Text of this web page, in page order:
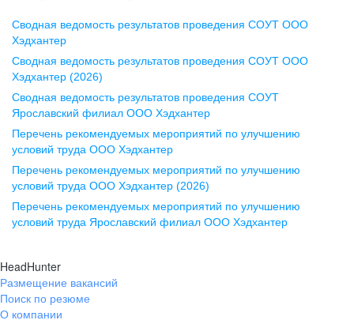
Воронеж
ул. Комиссаржевской, д. 10,
офис 1212
+7 473 280-05-05
pr@vrn.hh.ru
ул. Спартаковская, д. 2А, этаж 3,
помещение 15
+7 843 212-12-50
Екатеринбург
ул. Боевых Дружин, стр. 20,
Сводная ведомость результатов проведения СОУТ ООО
Хэдхантер
Сводная ведомость результатов проведения СОУТ ООО
Хэдхантер (2026)
Сводная ведомость результатов проведения СОУТ
Ярославский филиал ООО Хэдхантер
Перечень рекомендуемых мероприятий по улучшению
условий труда ООО Хэдхантер
Перечень рекомендуемых мероприятий по улучшению
условий труда ООО Хэдхантер (2026)
Перечень рекомендуемых мероприятий по улучшению
условий труда Ярославский филиал ООО Хэдхантер
HeadHunter
Размещение вакансий
Поиск по резюме
О компании